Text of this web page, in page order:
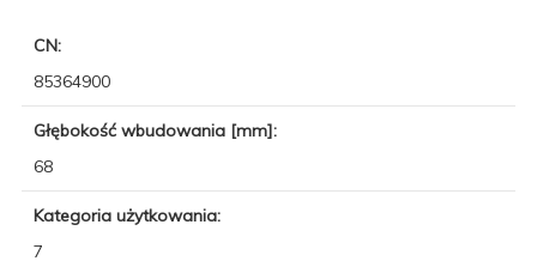
CN:
85364900
Głębokość wbudowania [mm]:
68
Kategoria użytkowania:
7